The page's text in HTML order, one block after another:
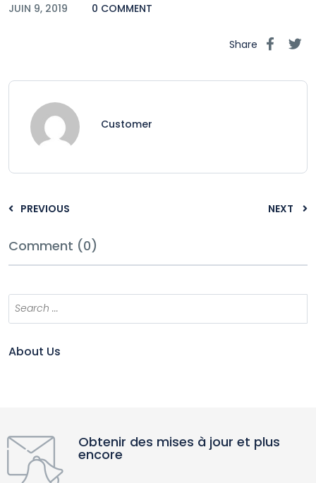
JUIN 9, 2019 0 COMMENT
Share
Customer
PREVIOUS NEXT
Comment (0)
About Us
Obtenir des mises à jour et plus
encore